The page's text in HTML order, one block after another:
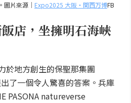
圖片來源｜ Expo2025 大阪・関西万博FB
店，坐擁明石海峽
於地方創生的保聖那集團
出了一個令人驚喜的答案。兵庫
PASONA natureverse